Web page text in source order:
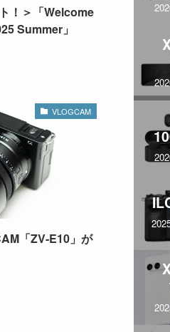
！＞「Welcome
Summer」
VLOGCAM
「ZV-E10」が